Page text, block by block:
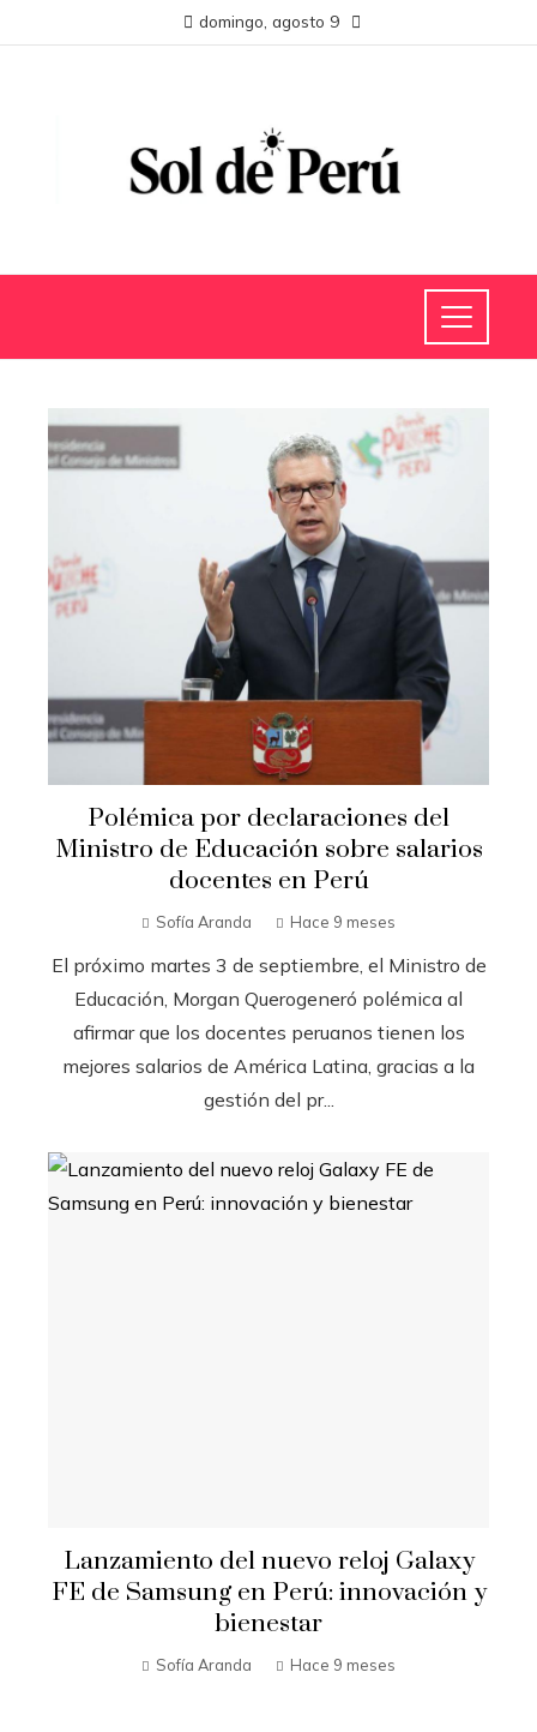
domingo, agosto 9
Polémica por declaraciones del
Ministro de Educación sobre salarios
docentes en Perú
Sofía Aranda Hace 9 meses
El próximo martes 3 de septiembre, el Ministro de
Educación, Morgan Querogeneró polémica al
afirmar que los docentes peruanos tienen los
mejores salarios de América Latina, gracias a la
gestión del pr...
Lanzamiento del nuevo reloj Galaxy
FE de Samsung en Perú: innovación y
bienestar
Sofía Aranda Hace 9 meses